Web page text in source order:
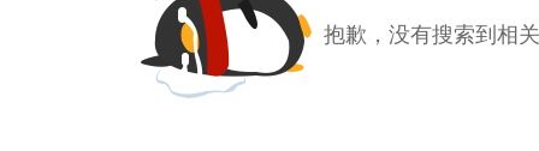
抱歉，没有搜索到相